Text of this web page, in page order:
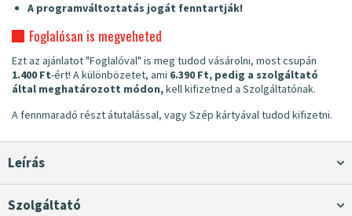
A programváltoztatás jogát fenntartják!
Foglalósan is megveheted
Ezt az ajánlatot "Foglalóval" is meg tudod vásárolni, most csupán
1.400 Ft-ért! A különbözetet, ami 6.390 Ft, pedig a szolgáltató
által meghatározott módon,kell kifizetned a Szolgáltatónak.
A fennmaradó részt átutalással, vagy Szép kártyával tudod kifizetni.
Leírás
Szolgáltató